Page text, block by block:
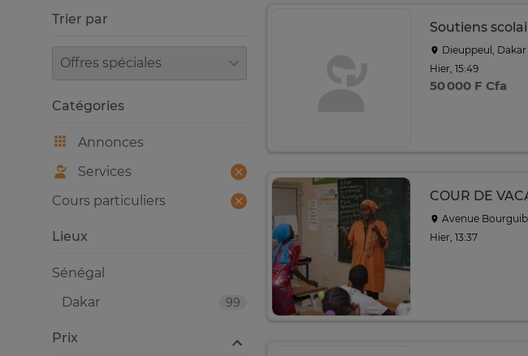
Soutiens
Dieuppeul, Dakar
Hier, 15:49
50 000 F Cfa
COUR DE
Avenue
Hier, 13:37
Trier par
Trier par
Catégories
Annonces
Services
Cours particuliers
Lieux
Sénégal
99
Dakar
Prix